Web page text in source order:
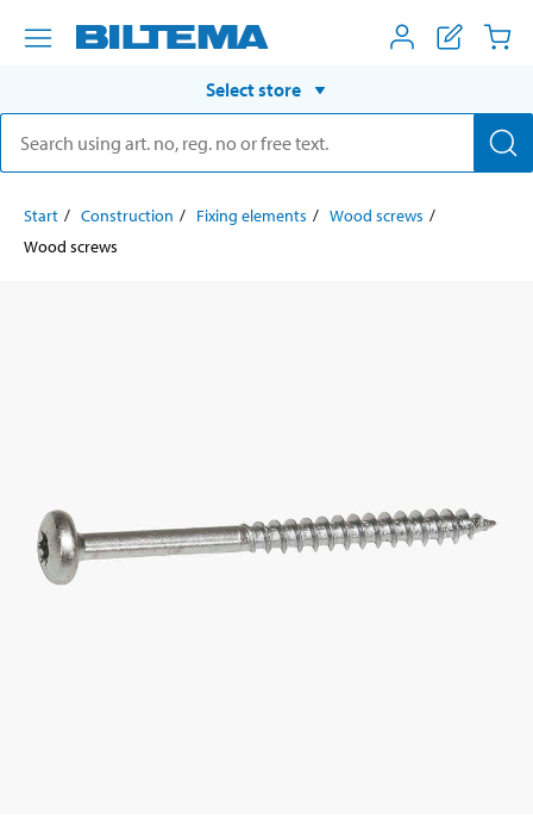
Select store
Start Construction Fixing elements
Wood screws
Wood screws